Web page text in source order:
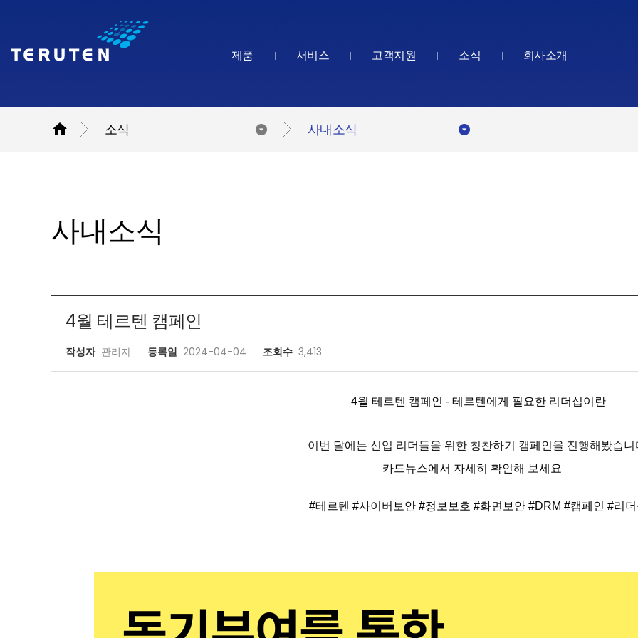
제품 서비스 고객지원 소식 회사소개
 소식 사내소식
사내소식
4월 테르텐 캠페인
작성자 관리자 등록일 2024-04-04 조회수 3,413
4월 테르텐 캠페인 - 테르텐에게 필요한 리더십이란
이번 달에는 신입 리더들을 위한 칭찬하기 캠페인을 진행해봤습니
카드뉴스에서 자세히 확인해 보세요
#테르텐 #사이버보안 #정보보호 #화면보안 #DRM #캠페인 #리